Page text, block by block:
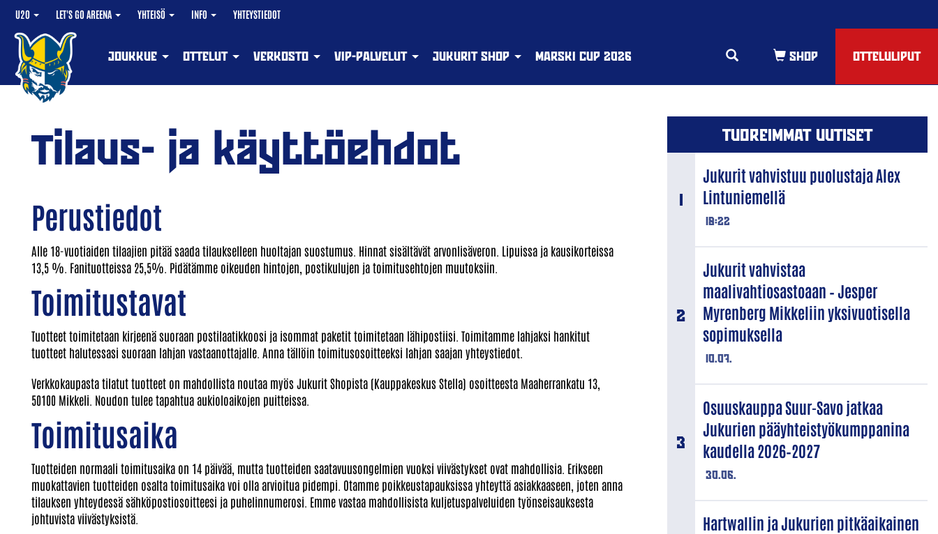
U20 LET'S GO AREENA YHTEISÖ INFO YHTEYSTIEDOT
OTTELULIPUT
JOUKKUE OTTELUT VERKOSTO VIP-PALVELUT JUKURIT SHOP MARSKI CUP 2026
Tilaus- ja käyttöehdot
Perustiedot
Alle 18-vuotiaiden tilaajien pitää saada tilaukselleen huoltajan suostumus. Hinnat sisältävät arvonlisäveron. Lipuissa ja kausikorteissa
13,5 %. Fanituotteissa 25,5%. Pidätämme oikeuden hintojen, postikulujen ja toimitusehtojen muutoksiin.​
Toimitustavat
Tuotteet toimitetaan kirjeenä suoraan postilaatikkoosi ja isommat paketit toimitetaan lähipostiisi. Toimitamme lahjaksi hankitut
tuotteet halutessasi suoraan lahjan vastaanottajalle. Anna tällöin toimitusosoitteeksi lahjan saajan yhteystiedot.
Verkkokaupasta tilatut tuotteet on mahdollista noutaa myös Jukurit Shopista (Kauppakeskus Stella) osoitteesta Maaherrankatu 13,
50100 Mikkeli. Noudon tulee tapahtua aukioloaikojen puitteissa.
Toimitusaika
Tuotteiden normaali toimitusaika on 14 päivää, mutta tuotteiden saatavuusongelmien vuoksi viivästykset ovat mahdollisia. Erikseen
muokattavien tuotteiden osalta toimitusaika voi olla arvioitua pidempi. Otamme poikkeustapauksissa yhteyttä asiakkaaseen, joten anna
tilauksen yhteydessä sähköpostiosoitteesi ja puhelinnumerosi. Emme vastaa mahdollisista kuljetuspalveluiden työnseisauksesta
johtuvista viivästyksistä.
TUOREIMMAT UUTISET
18:22
Jukurit vahvistuu puolustaja Alex
Lintuniemellä
10.07.
Jukurit vahvistaa
maalivahtiosastoaan – Jesper
Myrenberg Mikkeliin yksivuotisella
sopimuksella
30.06.
Osuuskauppa Suur-Savo jatkaa
Jukurien pääyhteistyökumppanina
kaudella 2026–2027
Hartwallin ja Jukurien pitkäaikainen